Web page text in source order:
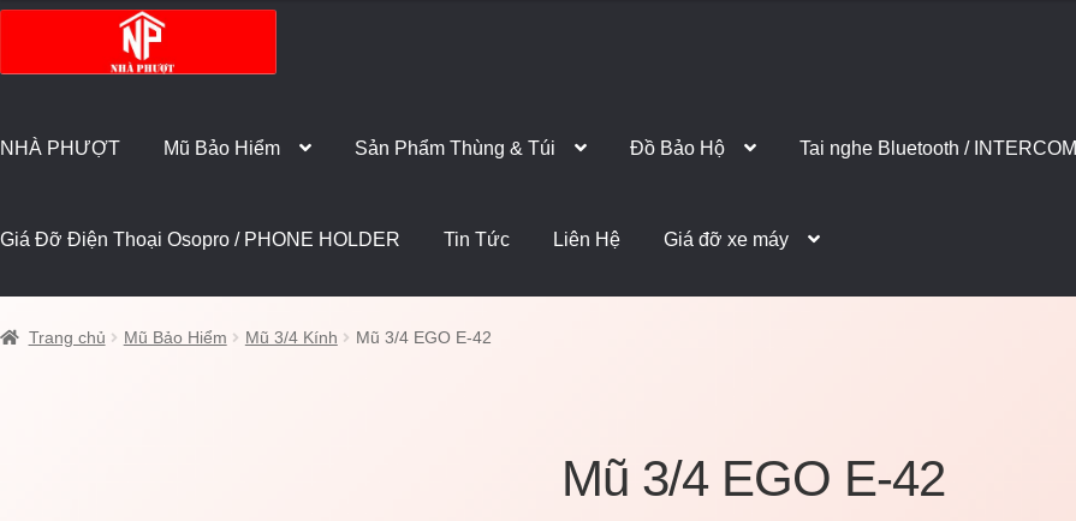
NHÀ PHƯỢT Mũ Bảo Hiểm Sản Phẩm Thùng & Túi Đồ Bảo Hộ Tai nghe Bluetooth / INTERCOM
Giá Đỡ Điện Thoại Osopro / PHONE HOLDER Tin Tức Liên Hệ Giá đỡ xe máy
Trang chủ Mũ Bảo Hiểm Mũ 3/4 Kính Mũ 3/4 EGO E-42
Mũ 3/4 EGO E-42